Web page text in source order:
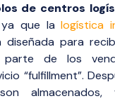
de centros
que la logística
diseñada para
de los
“fulfillment”.